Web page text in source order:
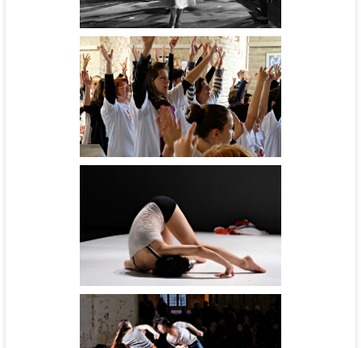
Cinébal - cie l'Aéronef
Répétition du flashmob